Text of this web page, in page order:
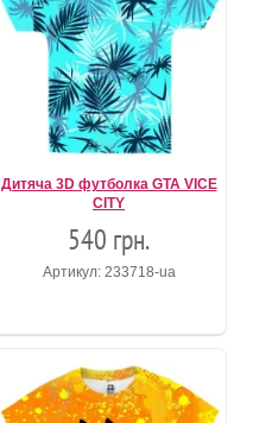
Дитяча 3D футболка GTA VICE
CITY
540 грн.
Артикул: 233718-ua